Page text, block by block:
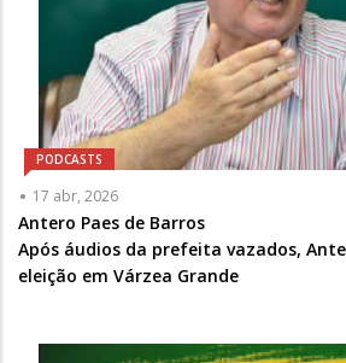
PODCASTS
17 abr, 2026
Articulista
ou
Chamada
-
Antero Paes de Barros
Após áudios da prefeita vazados,
eleição em Várzea Grande